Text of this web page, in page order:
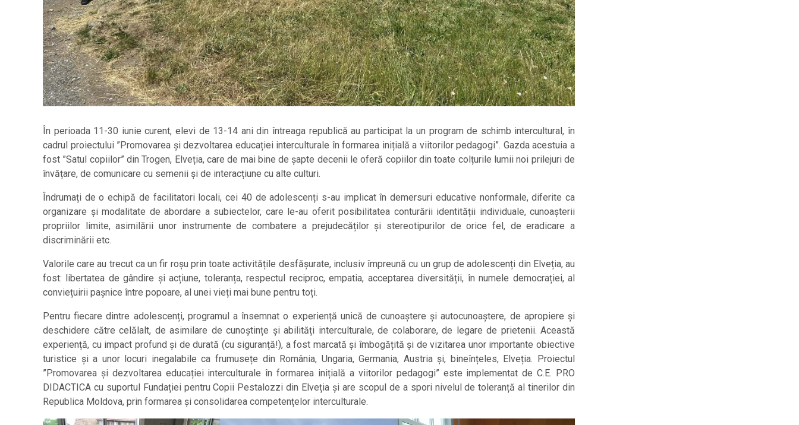
În perioada 11-30 iunie curent, elevi de 13-14 ani din întreaga republică au participat la un program de schimb intercultural, în
cadrul proiectului ”Promovarea și dezvoltarea educației interculturale în formarea inițială a viitorilor pedagogi”. Gazda acestuia a
fost ”Satul copiilor” din Trogen, Elveția, care de mai bine de șapte decenii le oferă copiilor din toate colțurile lumii noi prilejuri de
învățare, de comunicare cu semenii și de interacțiune cu alte culturi.
Îndrumați de o echipă de facilitatori locali, cei 40 de adolescenți s-au implicat în demersuri educative nonformale, diferite ca
organizare și modalitate de abordare a subiectelor, care le-au oferit posibilitatea conturării identității individuale, cunoașterii
propriilor limite, asimilării unor instrumente de combatere a prejudecăților și stereotipurilor de orice fel, de eradicare a
discriminării etc.
Valorile care au trecut ca un fir roșu prin toate activitățile desfășurate, inclusiv împreună cu un grup de adolescenți din Elveția, au
fost: libertatea de gândire și acțiune, toleranța, respectul reciproc, empatia, acceptarea diversității, în numele democrației, al
conviețuirii pașnice între popoare, al unei vieți mai bune pentru toți.
Pentru fiecare dintre adolescenți, programul a însemnat o experiență unică de cunoaștere și autocunoaștere, de apropiere și
deschidere către celălalt, de asimilare de cunoștințe și abilități interculturale, de colaborare, de legare de prietenii. Această
experiență, cu impact profund și de durată (cu siguranță!), a fost marcată și îmbogățită și de vizitarea unor importante obiective
turistice și a unor locuri inegalabile ca frumusețe din România, Ungaria, Germania, Austria și, bineînțeles, Elveția. Proiectul
”Promovarea și dezvoltarea educației interculturale în formarea inițială a viitorilor pedagogi” este implementat de C.E. PRO
DIDACTICA cu suportul Fundației pentru Copii Pestalozzi din Elveția și are scopul de a spori nivelul de toleranță al tinerilor din
Republica Moldova, prin formarea și consolidarea competențelor interculturale.